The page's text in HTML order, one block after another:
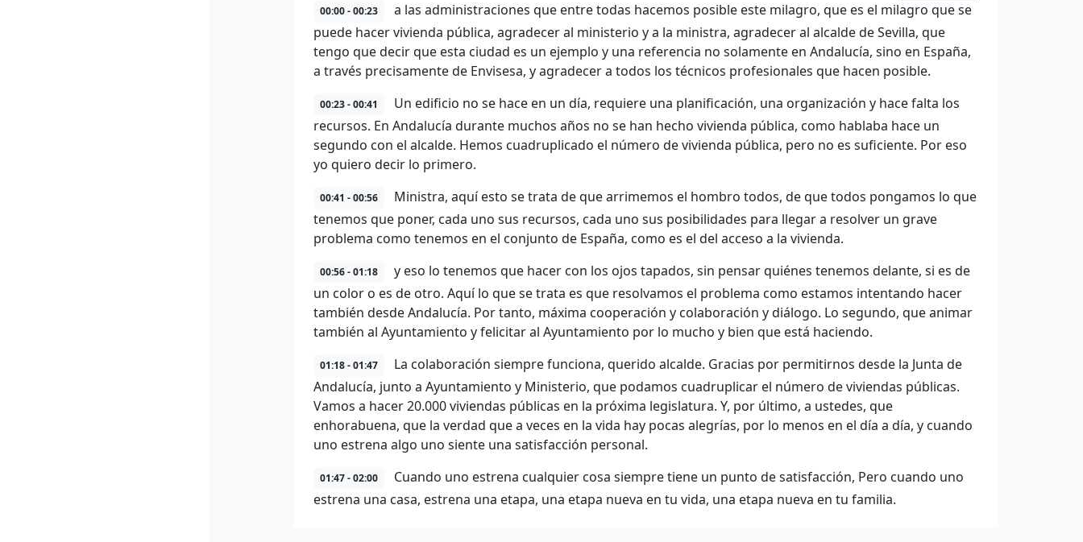
00:00 - 00:23
a las administraciones que entre todas hacemos posible este milagro, que es el milagro que se
puede hacer vivienda pública, agradecer al ministerio y a la ministra, agradecer al alcalde de Sevilla, que
tengo que decir que esta ciudad es un ejemplo y una referencia no solamente en Andalucía, sino en España,
a través precisamente de Envisesa, y agradecer a todos los técnicos profesionales que hacen posible.
00:23 - 00:41
Un edificio no se hace en un día, requiere una planificación, una organización y hace falta los
recursos. En Andalucía durante muchos años no se han hecho vivienda pública, como hablaba hace un
segundo con el alcalde. Hemos cuadruplicado el número de vivienda pública, pero no es suficiente. Por eso
yo quiero decir lo primero.
00:41 - 00:56
Ministra, aquí esto se trata de que arrimemos el hombro todos, de que todos pongamos lo que
tenemos que poner, cada uno sus recursos, cada uno sus posibilidades para llegar a resolver un grave
problema como tenemos en el conjunto de España, como es el del acceso a la vivienda.
00:56 - 01:18
y eso lo tenemos que hacer con los ojos tapados, sin pensar quiénes tenemos delante, si es de
un color o es de otro. Aquí lo que se trata es que resolvamos el problema como estamos intentando hacer
también desde Andalucía. Por tanto, máxima cooperación y colaboración y diálogo. Lo segundo, que animar
también al Ayuntamiento y felicitar al Ayuntamiento por lo mucho y bien que está haciendo.
01:18 - 01:47
La colaboración siempre funciona, querido alcalde. Gracias por permitirnos desde la Junta de
Andalucía, junto a Ayuntamiento y Ministerio, que podamos cuadruplicar el número de viviendas públicas.
Vamos a hacer 20.000 viviendas públicas en la próxima legislatura. Y, por último, a ustedes, que
enhorabuena, que la verdad que a veces en la vida hay pocas alegrías, por lo menos en el día a día, y cuando
uno estrena algo uno siente una satisfacción personal.
01:47 - 02:00
Cuando uno estrena cualquier cosa siempre tiene un punto de satisfacción, Pero cuando uno
estrena una casa, estrena una etapa, una etapa nueva en tu vida, una etapa nueva en tu familia.